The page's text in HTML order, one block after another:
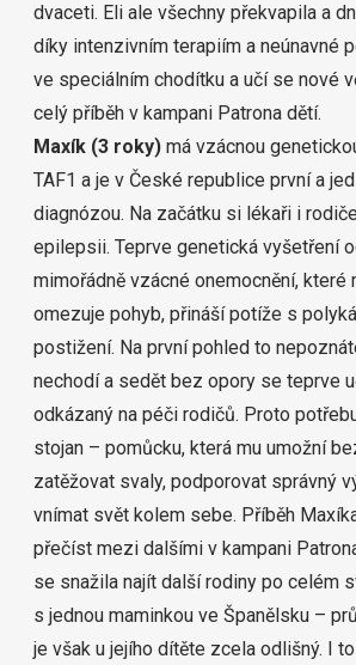
dvaceti. Eli ale všechny překvapila a
díky intenzivním terapiím a neúnavné
ve speciálním chodítku a učí se nové
celý příběh v kampani Patrona dětí.
Maxík (3 roky) má vzácnou
TAF1 a je v České republice první a
diagnózou. Na začátku si lékaři i
epilepsii. Teprve genetická vyšetření
mimořádně vzácné onemocnění, které
omezuje pohyb, přináší potíže s
postižení. Na první pohled to
nechodí a sedět bez opory se teprve
odkázaný na péči rodičů. Proto
stojan – pomůcku, která mu umožní
zatěžovat svaly, podporovat správný
vnímat svět kolem sebe. Příběh
přečíst mezi dalšími v kampani
se snažila najít další rodiny po celém
s jednou maminkou ve Španělsku –
je však u jejího dítěte zcela odlišný. I